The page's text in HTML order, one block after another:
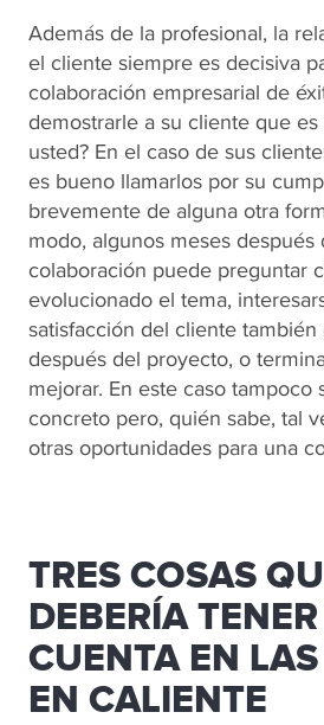
Además de la profesional, la
el cliente siempre es decisiva
colaboración empresarial de
demostrarle a su cliente que
usted? En el caso de sus
es bueno llamarlos por su
brevemente de alguna otra
modo, algunos meses
colaboración puede preguntar
evolucionado el tema,
satisfacción del cliente
después del proyecto, o
mejorar. En este caso tampoco
concreto pero, quién sabe, tal
otras oportunidades para una
TRES COSAS
DEBERÍA
CUENTA EN
EN CALIENTE